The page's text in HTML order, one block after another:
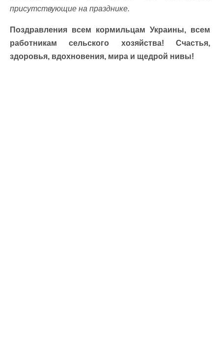
присутствующие на празднике.
Поздравления всем кормильцам Украины, всем
работникам сельского хозяйства! Счастья,
здоровья, вдохновения, мира и щедрой нивы!